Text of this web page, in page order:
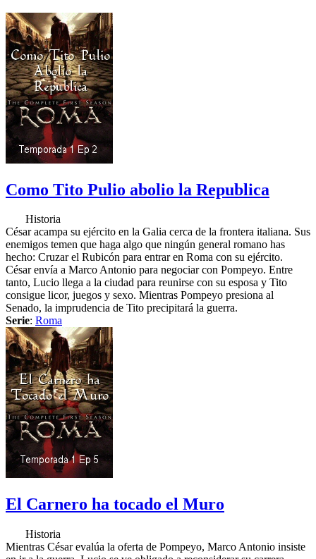
Como Tito Pulio abolio la Republica
Historia
César acampa su ejército en la Galia cerca de la frontera italiana. Sus
enemigos temen que haga algo que ningún general romano has
hecho: Cruzar el Rubicón para entrar en Roma con su ejército.
César envía a Marco Antonio para negociar con Pompeyo. Entre
tanto, Lucio llega a la ciudad para reunirse con su esposa y Tito
consigue licor, juegos y sexo. Mientras Pompeyo presiona al
Senado, la imprudencia de Tito precipitará la guerra.
Serie: Roma
El Carnero ha tocado el Muro
Historia
Mientras César evalúa la oferta de Pompeyo, Marco Antonio insiste